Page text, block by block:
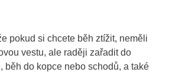
pokud si chcete běh ztížit, neměli
vestu, ale raději zařadit do
běh do kopce nebo schodů, a také